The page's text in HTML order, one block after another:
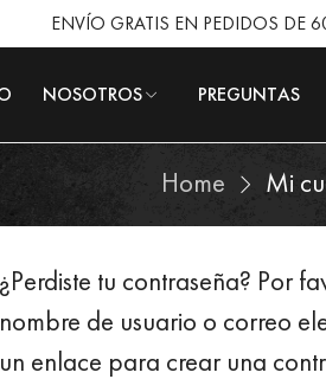
ENVÍO GRATIS EN PEDIDOS DE
NOSOTROS PREGUNTAS
Home Mi
¿Perdiste tu contraseña? Por
nombre de usuario o correo
un enlace para crear una